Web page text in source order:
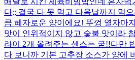
다;; 결국 다 못 먹고 다음날까지 먹
큼 혜자로운 양이에요! 뚜껑 열자마
맛이 인위적이지 않고 숯불 맛이라
라이 2개 올려주는 센스는 굳!! ​다만
다 보니까 기본 고추장 소스가 양에